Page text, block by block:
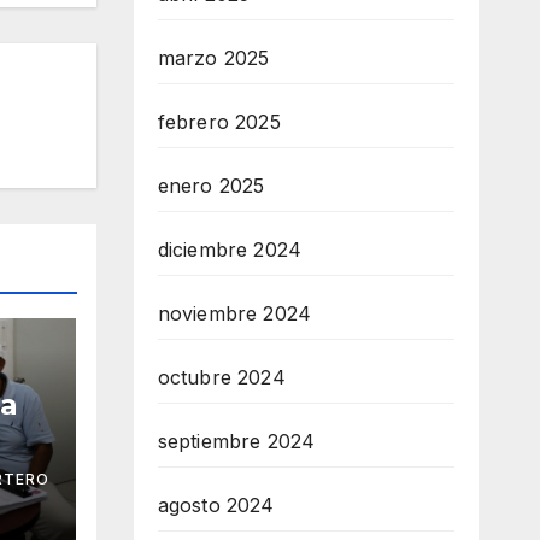
marzo 2025
febrero 2025
enero 2025
diciembre 2024
noviembre 2024
octubre 2024
septiembre 2024
agosto 2024